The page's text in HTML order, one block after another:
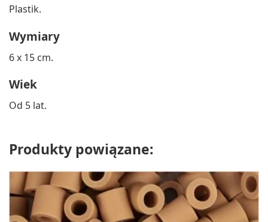
Plastik.
Wymiary
6 x 15 cm.
Wiek
Od 5 lat.
Produkty powiązane: